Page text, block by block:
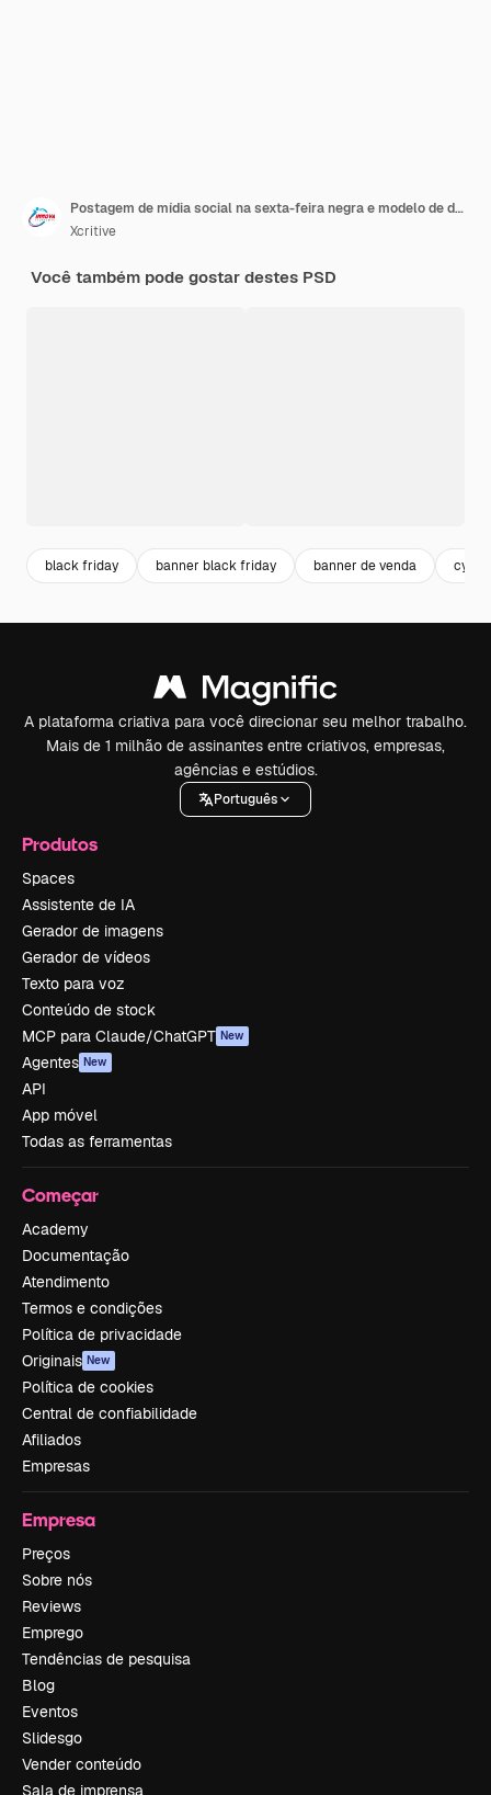
Postagem de mídia social na sexta-feira negra e modelo de design de banner de venda com desconto
Xcritive
Você também pode gostar destes PSD
black friday banner black friday banner de venda
A plataforma criativa para você direcionar seu melhor trabalho.
Mais de 1 milhão de assinantes entre criativos, empresas,
agências e estúdios.
Português
Produtos
Spaces
Assistente de IA
Gerador de imagens
Gerador de vídeos
Texto para voz
Conteúdo de stock
MCP para Claude/ChatGPT New
Agentes New
API
App móvel
Todas as ferramentas
Começar
Academy
Documentação
Atendimento
Termos e condições
Política de privacidade
Originais New
Política de cookies
Central de confiabilidade
Afiliados
Empresas
Empresa
Preços
Sobre nós
Reviews
Emprego
Tendências de pesquisa
Blog
Eventos
Slidesgo
Vender conteúdo
Sala de imprensa